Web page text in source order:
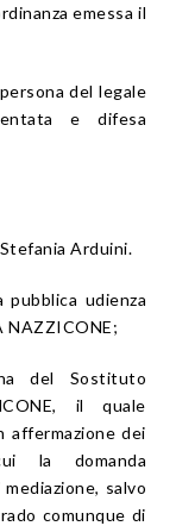
emessa il
del legale
e difesa
Arduini.
udienza
NAZZICONE;
del Sostituto
il quale
affermazione dei
la domanda
salvo
comunque di